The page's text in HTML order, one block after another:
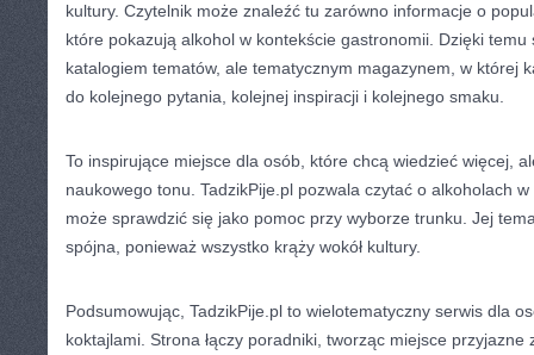
kultury. Czytelnik może znaleźć tu zarówno informacje o
które pokazują alkohol w kontekście gastronomii. Dzięki
katalogiem tematów, ale tematycznym magazynem, w której
do kolejnego pytania, kolejnej inspiracji i kolejnego smaku.
To inspirujące miejsce dla osób, które chcą wiedzieć więcej,
naukowego tonu. TadzikPije.pl pozwala czytać o alkoholach w
może sprawdzić się jako pomoc przy wyborze trunku. Jej
spójna, ponieważ wszystko krąży wokół kultury.
Podsumowując, TadzikPije.pl to wielotematyczny serwis dla
koktajlami. Strona łączy poradniki, tworząc miejsce